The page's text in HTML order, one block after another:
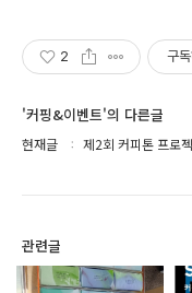
2 구독
'커핑&이벤트'의 다른글
현재글 제2회 커피톤 프로
관련글